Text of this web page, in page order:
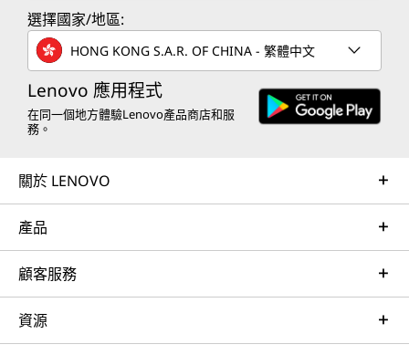
選擇國家/地區:
HONG KONG S.A.R. OF CHINA - 繁體中文
Lenovo 應用程式
在同一個地方體驗Lenovo產品商店和服
務。
關於 LENOVO
產品
顧客服務
資源